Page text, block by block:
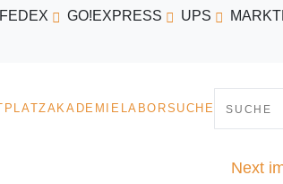
FEDEX GO!EXPRESS UPS
Next